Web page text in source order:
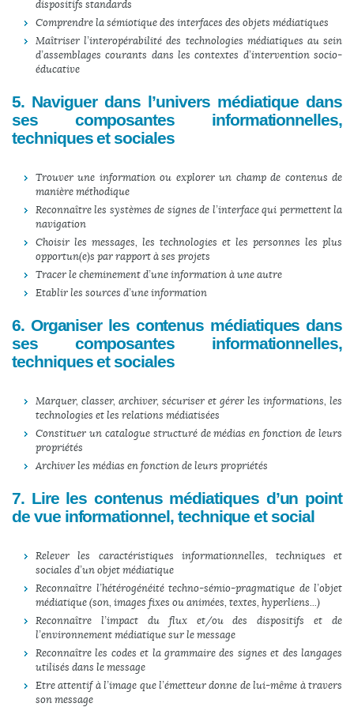
dispositifs standards
Comprendre la sémiotique des interfaces des objets médiatiques
Maîtriser l’interopérabilité des technologies médiatiques au sein
d’assemblages courants dans les contextes d’intervention socio-
éducative
5. Naviguer dans l’univers médiatique dans
ses composantes informationnelles,
techniques et sociales
Trouver une information ou explorer un champ de contenus de
manière méthodique
Reconnaître les systèmes de signes de l’interface qui permettent la
navigation
Choisir les messages, les technologies et les personnes les plus
opportun(e)s par rapport à ses projets
Tracer le cheminement d’une information à une autre
Etablir les sources d’une information
6. Organiser les contenus médiatiques dans
ses composantes informationnelles,
techniques et sociales
Marquer, classer, archiver, sécuriser et gérer les informations, les
technologies et les relations médiatisées
Constituer un catalogue structuré de médias en fonction de leurs
propriétés
Archiver les médias en fonction de leurs propriétés
7. Lire les contenus médiatiques d’un point
de vue informationnel, technique et social
Relever les caractéristiques informationnelles, techniques et
sociales d’un objet médiatique
Reconnaître l’hétérogénéité techno-sémio-pragmatique de l’objet
médiatique (son, images fixes ou animées, textes, hyperliens...)
Reconnaître l’impact du flux et/ou des dispositifs et de
l’environnement médiatique sur le message
Reconnaître les codes et la grammaire des signes et des langages
utilisés dans le message
Etre attentif à l’image que l’émetteur donne de lui-même à travers
son message